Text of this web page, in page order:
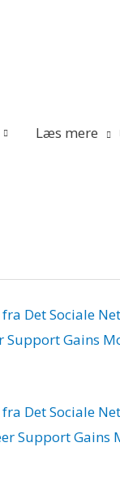
Læs mere
Det Sociale
Support Gains
Det Sociale
Support Gains